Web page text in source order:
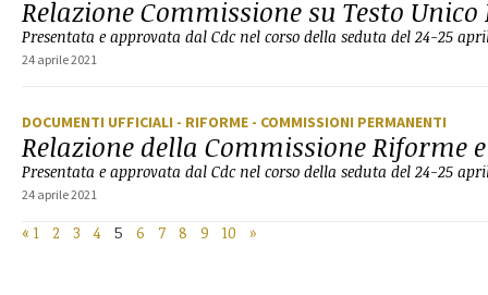
Relazione Commissione su Testo
Presentata e approvata dal Cdc nel corso della seduta del 24-25
24 aprile 2021
DOCUMENTI UFFICIALI - RIFORME - COMMISSIONI PERMANENTI
Relazione della Commissione Riforme
Presentata e approvata dal Cdc nel corso della seduta del 24-25
24 aprile 2021
« 1 2 3 4 5 6 7 8 9 10 »